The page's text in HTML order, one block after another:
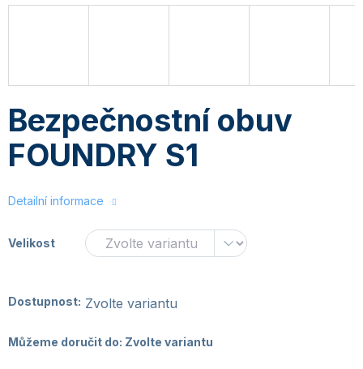
Bezpečnostní obuv
FOUNDRY S1
Detailní informace
Velikost
Dostupnost: Zvolte variantu
Můžeme doručit do: Zvolte variantu